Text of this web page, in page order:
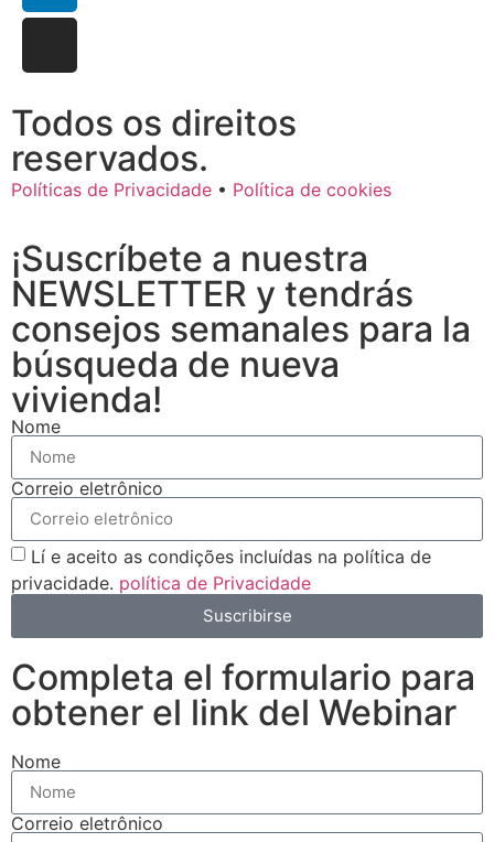
Todos os direitos
reservados.
Políticas de Privacidade • Política de cookies
¡Suscríbete a nuestra
NEWSLETTER y tendrás
consejos semanales para la
búsqueda de nueva
vivienda!
Nome
Correio eletrônico
Lí e aceito as condições incluídas na política de
privacidade. política de Privacidade
Suscribirse
Completa el formulario para
obtener el link del Webinar
Nome
Correio eletrônico